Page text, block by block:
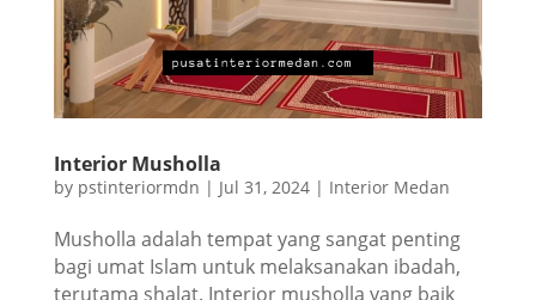
Interior Musholla
by pstinteriormdn | Jul 31, 2024| Interior Medan
Musholla adalah tempat yang sangat penting
bagi umat Islam untuk melaksanakan ibadah,
terutama shalat. Interior musholla yang baik